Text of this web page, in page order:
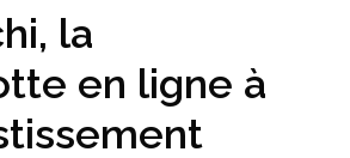
la
en ligne à